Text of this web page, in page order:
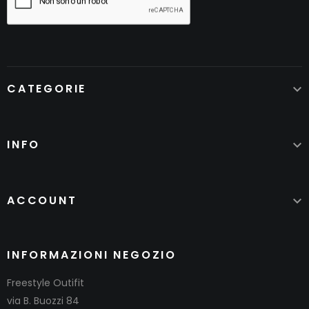
CATEGORIE 
INFO 
ACCOUNT 
INFORMAZIONI NEGOZIO
Freestyle Outifit
via B. Buozzi 84